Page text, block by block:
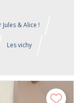
& Alice !
Les vichy